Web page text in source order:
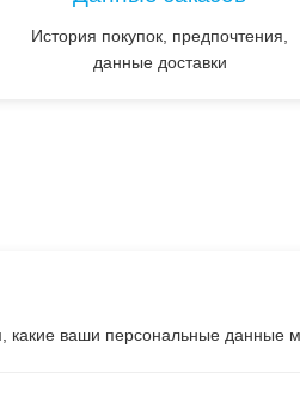
История покупок, предпочтения,
данные доставки
ваши персональные данные